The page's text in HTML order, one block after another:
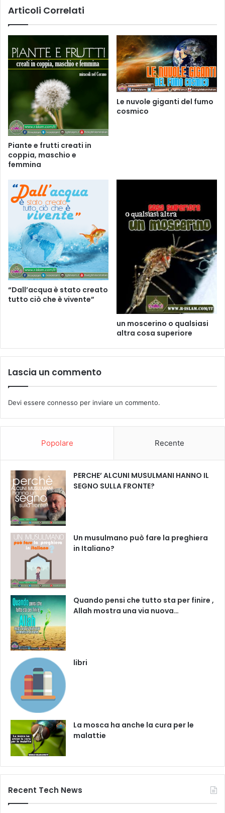
Articoli Correlati
Piante e frutti creati in
coppia, maschio e
femmina
Le nuvole giganti del fumo
cosmico
“Dall’acqua è stato creato
tutto ciò che è vivente”
un moscerino o qualsiasi
altra cosa superiore
Lascia un commento
Devi essere connesso per inviare un commento.
Popolare Recente
PERCHE’ ALCUNI MUSULMANI HANNO IL
SEGNO SULLA FRONTE?
Un musulmano può fare la preghiera
in Italiano?
Quando pensi che tutto sta per finire ,
Allah mostra una via nuova…
libri
La mosca ha anche la cura per le
malattie
Recent Tech News